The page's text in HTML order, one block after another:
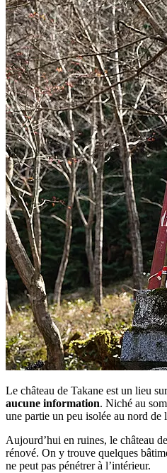
Le château de Takane est un lieu
aucune information. Niché au
une partie un peu isolée au nord de
Aujourd’hui en ruines, le château
rénové. On y trouve quelques
ne peut pas pénétrer à l’intérieur.